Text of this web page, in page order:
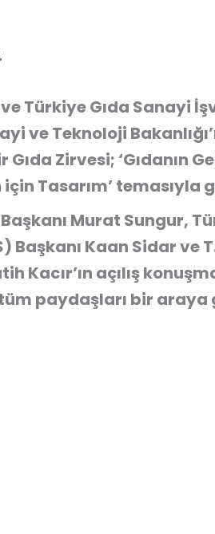
Türkiye Gıda Sanayi
ve Teknoloji
Zirvesi; ‘Gıdanın
Tasarım’ temasıyla
Murat Sungur,
Başkanı Kaan Sidar ve
Kacır’ın açılış
paydaşları bir araya